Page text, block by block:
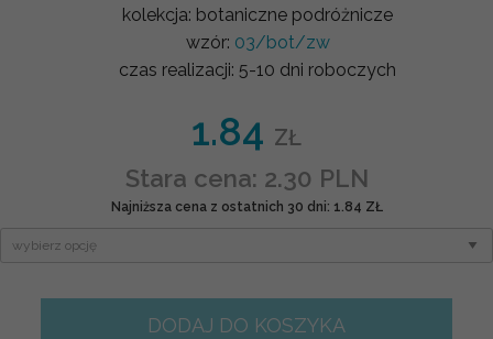
kolekcja: botaniczne podróżnicze
wzór: 03/bot/zw
czas realizacji: 5-10 dni roboczych
1.84 ZŁ
Stara cena: 2.30 PLN
Najniższa cena z ostatnich 30 dni: 1.84 ZŁ
DODAJ DO KOSZYKA